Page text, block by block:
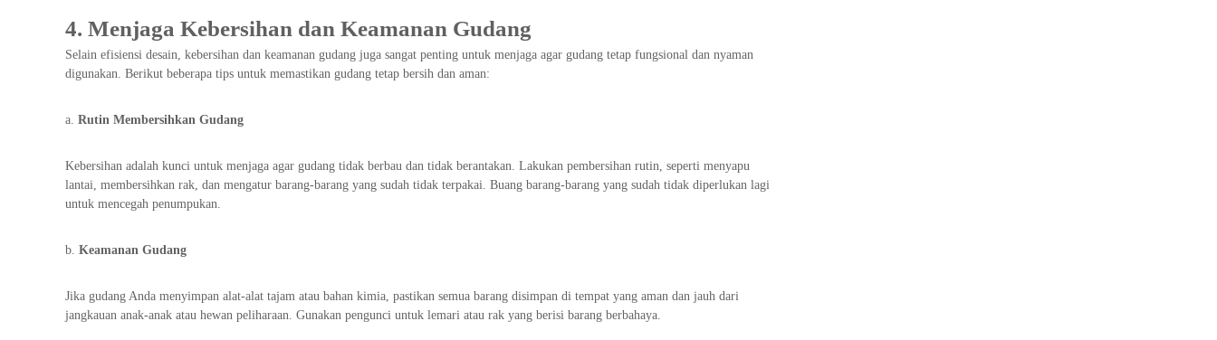
4. Menjaga Kebersihan dan Keamanan Gudang
Selain efisiensi desain, kebersihan dan keamanan gudang juga sangat penting untuk menjaga agar gudang tetap fungsional dan nyaman
digunakan. Berikut beberapa tips untuk memastikan gudang tetap bersih dan aman:
a. Rutin Membersihkan Gudang
Kebersihan adalah kunci untuk menjaga agar gudang tidak berbau dan tidak berantakan. Lakukan pembersihan rutin, seperti menyapu
lantai, membersihkan rak, dan mengatur barang-barang yang sudah tidak terpakai. Buang barang-barang yang sudah tidak diperlukan lagi
untuk mencegah penumpukan.
b. Keamanan Gudang
Jika gudang Anda menyimpan alat-alat tajam atau bahan kimia, pastikan semua barang disimpan di tempat yang aman dan jauh dari
jangkauan anak-anak atau hewan peliharaan. Gunakan pengunci untuk lemari atau rak yang berisi barang berbahaya.